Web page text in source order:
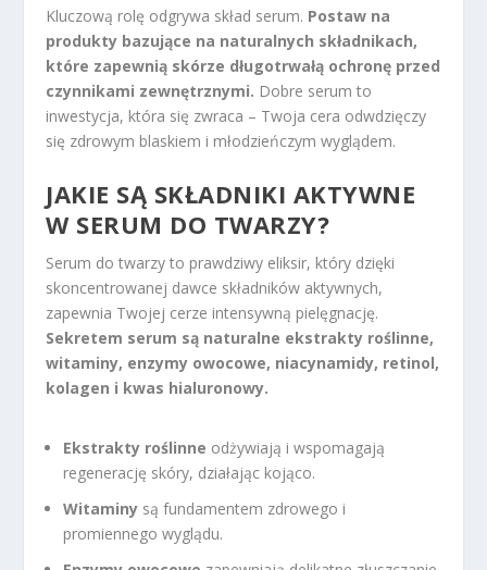
Kluczową rolę odgrywa skład serum. Postaw na
produkty bazujące na naturalnych składnikach,
które zapewnią skórze długotrwałą ochronę przed
czynnikami zewnętrznymi. Dobre serum to
inwestycja, która się zwraca – Twoja cera odwdzięczy
się zdrowym blaskiem i młodzieńczym wyglądem.
JAKIE SĄ SKŁADNIKI AKTYWNE
W SERUM DO TWARZY?
Serum do twarzy to prawdziwy eliksir, który dzięki
skoncentrowanej dawce składników aktywnych,
zapewnia Twojej cerze intensywną pielęgnację.
Sekretem serum są naturalne ekstrakty roślinne,
witaminy, enzymy owocowe, niacynamidy, retinol,
kolagen i kwas hialuronowy.
Ekstrakty roślinne odżywiają i wspomagają
regenerację skóry, działając kojąco.
Witaminy są fundamentem zdrowego i
promiennego wyglądu.